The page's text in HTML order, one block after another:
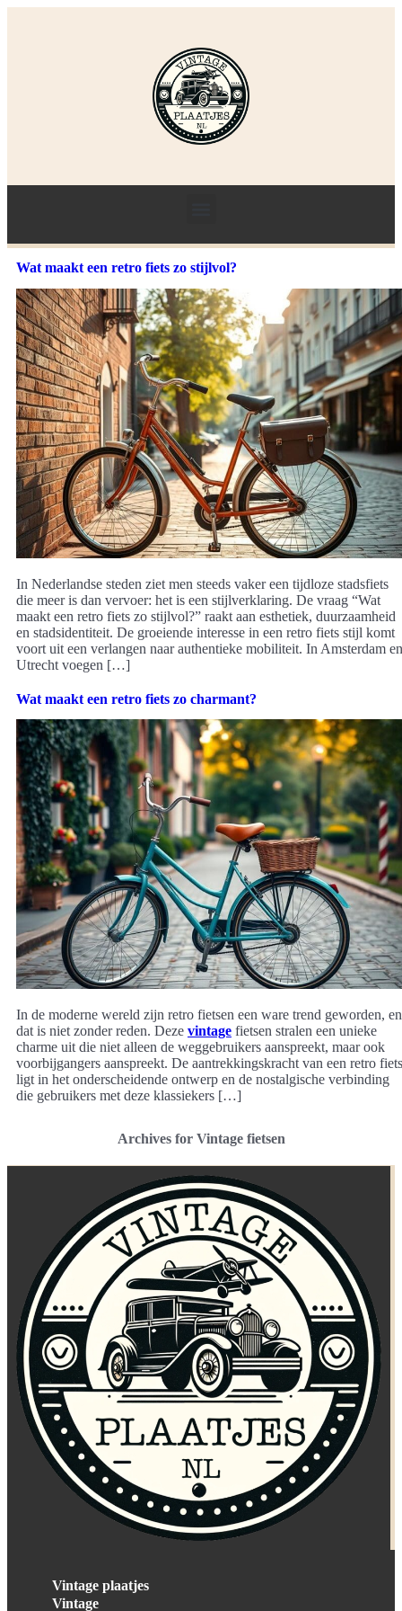
Wat maakt een retro fiets zo stijlvol?
In Nederlandse steden ziet men steeds vaker een tijdloze stadsfiets
die meer is dan vervoer: het is een stijlverklaring. De vraag “Wat
maakt een retro fiets zo stijlvol?” raakt aan esthetiek, duurzaamheid
en stadsidentiteit. De groeiende interesse in een retro fiets stijl komt
voort uit een verlangen naar authentieke mobiliteit. In Amsterdam en
Utrecht voegen […]
Wat maakt een retro fiets zo charmant?
In de moderne wereld zijn retro fietsen een ware trend geworden, en
dat is niet zonder reden. Deze vintage fietsen stralen een unieke
charme uit die niet alleen de weggebruikers aanspreekt, maar ook
voorbijgangers aanspreekt. De aantrekkingskracht van een retro fiets
ligt in het onderscheidende ontwerp en de nostalgische verbinding
die gebruikers met deze klassiekers […]
Archives for Vintage fietsen
Vintage plaatjes
Vintage